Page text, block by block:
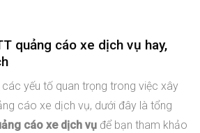
quảng cáo xe dịch vụ hay,
yếu tố quan trọng trong việc xây
cáo xe dịch vụ, dưới đây là tổng
cáo xe dịch vụ để bạn tham khảo